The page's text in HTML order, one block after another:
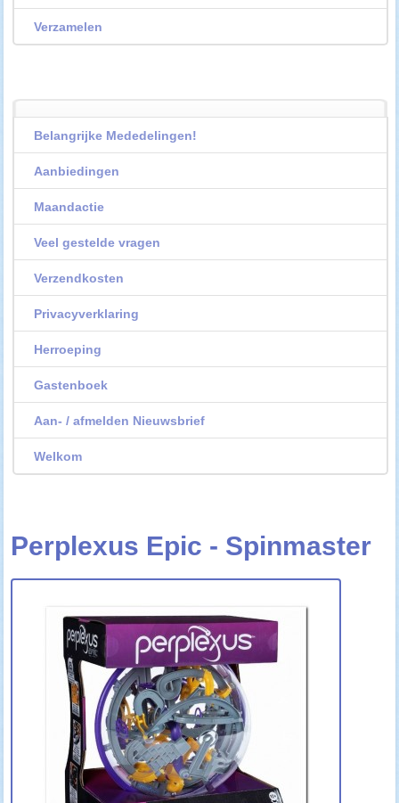
Verzamelen
Belangrijke Mededelingen!
Aanbiedingen
Maandactie
Veel gestelde vragen
Verzendkosten
Privacyverklaring
Herroeping
Gastenboek
Aan- / afmelden Nieuwsbrief
Welkom
Perplexus Epic - Spinmaster